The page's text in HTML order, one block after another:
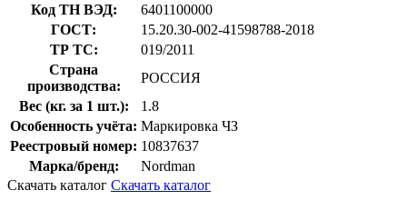
Код ТН ВЭД:
6401100000
ГОСТ:
15.20.30-002-41598788-2018
ТР ТС:
019/2011
Страна
производства:
РОССИЯ
Вес (кг. за 1 шт.):
1.8
Особенность учёта: Маркировка ЧЗ
Реестровый номер: 10837637
Марка/бренд:
Nordman
Скачать каталог Скачать каталог